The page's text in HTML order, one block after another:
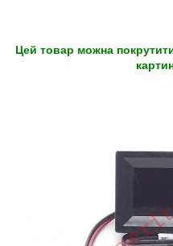
Цей товар можна